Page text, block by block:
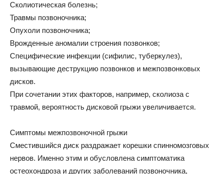
Сколиотическая болезнь;
Травмы позвоночника;
Опухоли позвоночника;
Врожденные аномалии строения позвонков;
Специфические инфекции (сифилис, туберкулез),
вызывающие деструкцию позвонков и межпозвонковых
дисков.
При сочетании этих факторов, например, сколиоза с
травмой, вероятность дисковой грыжи увеличивается.
Симптомы межпозвоночной грыжи
Сместившийся диск раздражает корешки спинномозговых
нервов. Именно этим и обусловлена симптоматика
остеохондроза и других заболеваний позвоночника,